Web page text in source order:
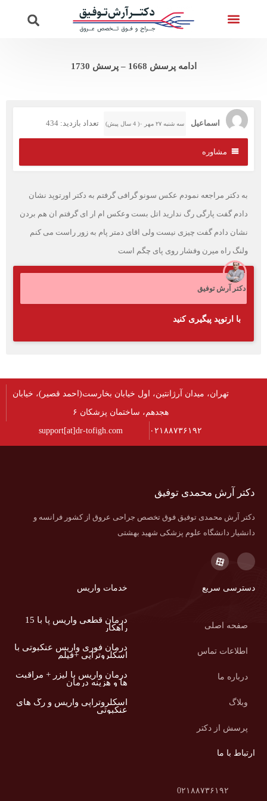
ادامه پرسش 1668 – پرسش 1730
اسماعیل سه شنبه ۲۷ مهر ۰( 4 سال پیش) تعداد بازدید: 434
مشاوره
به دکتر مراجعه نمودم عکس سونو گرافی گرفتم به دکتر اورتوپد نشان
دادم گفت پارگی رگ ندارید اتل بست وعکس ام ار ای گرفتم ان هم بردن
نشان دادم گفت چیزی نیست ولی اقای دمتر پام به زور راست می کنم
ولنگ راه میرن وفشار روی پای چگم است
دکتر آرش توفیق
با ارتوپد پیگیری کنید
تهران، میدان آرژانتین، اول خیابان بخارست(احمد قصیر)، خیابان
هجدهم، ساختمان پزشکان ۶
۰۲۱۸۸۷۳۶۱۹۲ support[at]dr-tofigh.com
دکتر آرش محمدی توفیق
دکتر آرش محمدی توفیق فوق تخصص جراحی عروق از کشور فرانسه و
دانشیار دانشگاه علوم پزشکی شهید بهشتی
دسترسی سریع
صفحه اصلی
اطلاعات تماس
درباره ما
وبلاگ
پرسش از دکتر
خدمات واریس
درمان قطعی واریس پا با 15
راهکار
درمان فوری واریس عنکبوتی با
اسکلروتراپی +فیلم
درمان واریس با لیزر + مراقبت
ها و هزینه درمان
اسکلروتراپی واریس و رگ های
عنکبوتی
ارتباط با ما
0۲۱۸۸۷۳۶۱۹۲